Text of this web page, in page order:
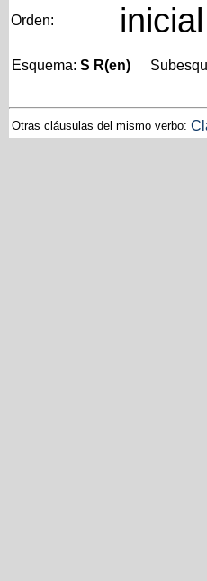
Orden: inicial
Esquema: S R(en)
Otras cláusulas del mismo verbo: